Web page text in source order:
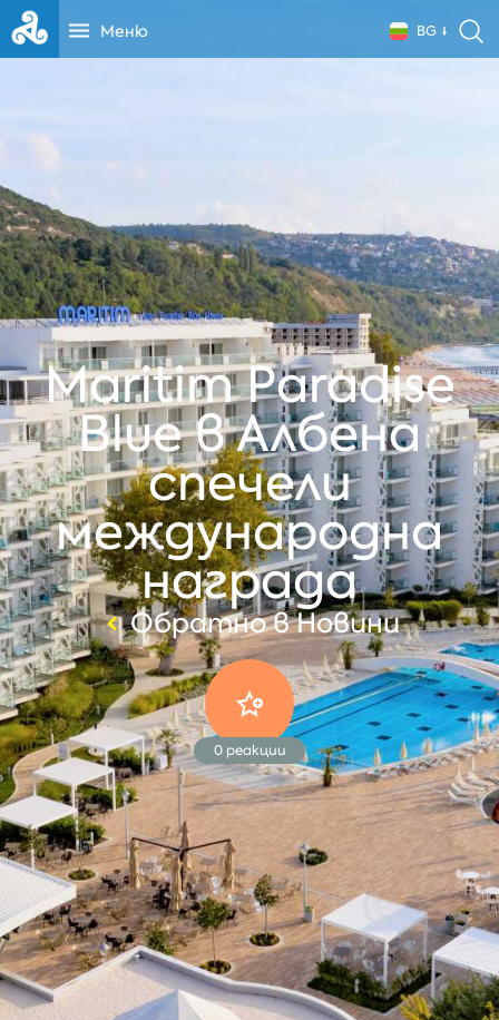
Меню BG
Maritim Paradise
Blue в Албена
спечели
международна
награда
Обратно в Новини
0реакции